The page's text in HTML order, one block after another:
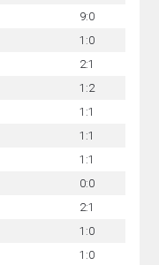
9:0
1:0
2:1
1:2
1:1
1:1
1:1
0:0
2:1
1:0
1:0